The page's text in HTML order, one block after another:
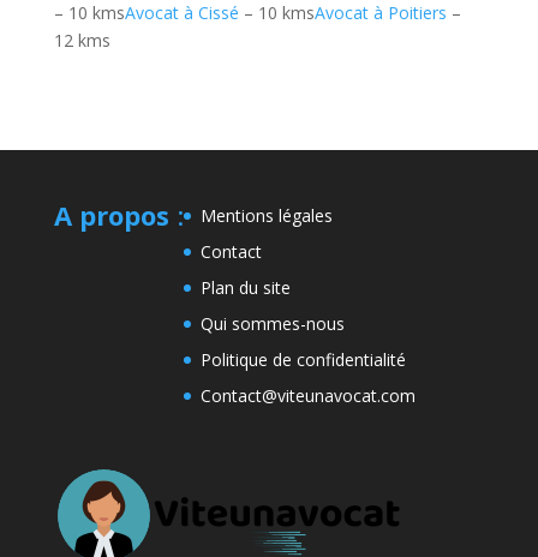
– 10 kmsAvocat à Cissé – 10 kmsAvocat à Poitiers –
12 kms
A propos :
Mentions légales
Contact
Plan du site
Qui sommes-nous
Politique de confidentialité
Contact@viteunavocat.com